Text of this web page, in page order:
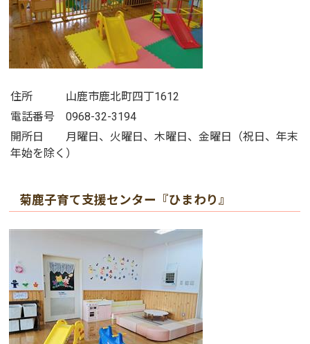
住所 山鹿市鹿北町四丁1612
電話番号 0968-32-3194
開所日 月曜日、火曜日、木曜日、金曜日（祝日、年末
年始を除く）
菊鹿子育て支援センター『ひまわり』